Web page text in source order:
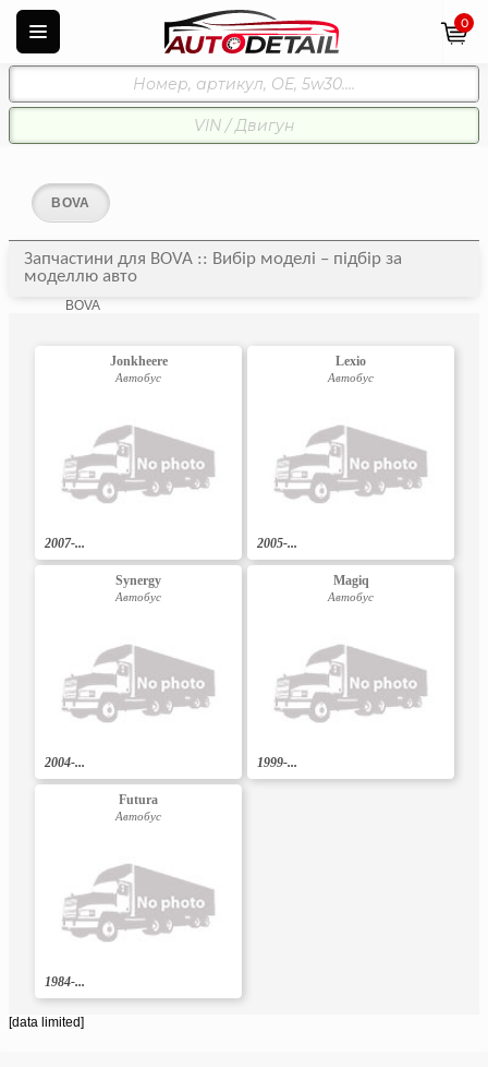
0
BOVA
Запчастини для BOVA :: Вибір моделі – підбір за
моделлю авто
BOVA
Jonkheere
Автобус
2007-...
Lexio
Автобус
2005-...
Synergy
Автобус
2004-...
Magiq
Автобус
1999-...
Futura
Автобус
1984-...
[data limited]